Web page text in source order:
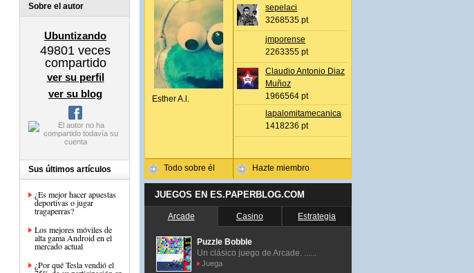
Sobre el autor
Ubuntizando
49801 veces
compartido
ver su perfil
ver su blog
Sus últimos artículos
¿Es mejor hacer apuestas
deportivas o jugar
tragaperras?
Los mejores móviles de
alta gama Android en el
mercado actual
¿Por qué Tesla vendió el
Esther A.l.
Todo sobre él
sepelaci
3268535 pt
jmporense
2263355 pt
Claudio Antonio Diaz
Muñoz
1966564 pt
lapalomitamecanica
1418236 pt
Hazte miembro
JUEGOS EN ES.PAPERBLOG.COM
Arcade Casino Estrategia
Puzzle Bobble
Un clásico juego de Arcade. ......
Juega